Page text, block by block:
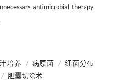
antimicrobial therapy
培养 / 病原菌 / 细菌分布
/ 胆囊切除术